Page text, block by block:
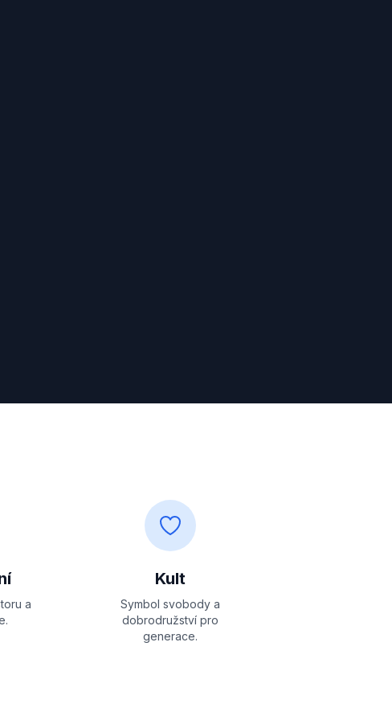
a
Kult
Symbol svobody a
dobrodružství pro
generace.